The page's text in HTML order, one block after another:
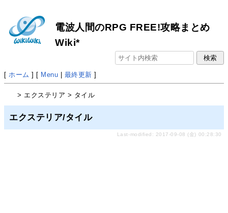
電波人間のRPG FREE!攻略まとめ
Wiki*
[ ホーム ] [ Menu 最終更新 ]
> エクステリア > タイル
エクステリア/タイル
Last-modified: 2017-09-08 (金) 00:28:30